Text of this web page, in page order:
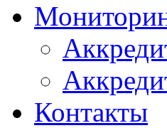
Контакты